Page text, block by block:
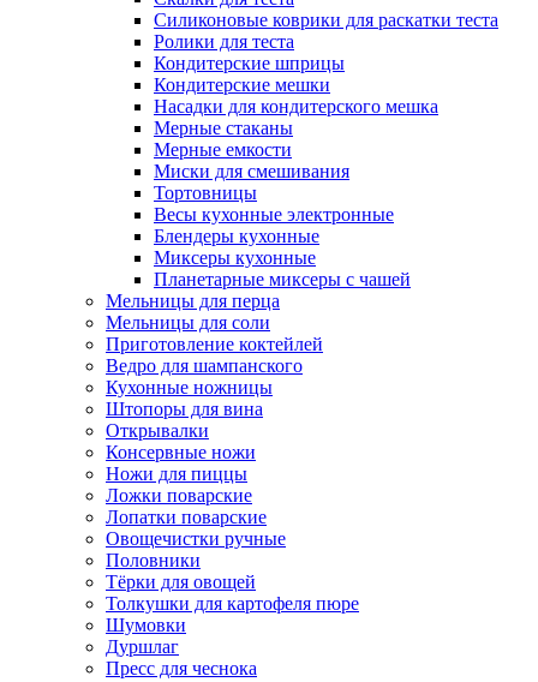
Силиконовые коврики для раскатки теста
Ролики для теста
Кондитерские шприцы
Кондитерские мешки
Насадки для кондитерского мешка
Мерные стаканы
Мерные емкости
Миски для смешивания
Тортовницы
Весы кухонные электронные
Блендеры кухонные
Миксеры кухонные
Планетарные миксеры с чашей
Мельницы для перца
Мельницы для соли
Приготовление коктейлей
Ведро для шампанского
Кухонные ножницы
Штопоры для вина
Открывалки
Консервные ножи
Ножи для пиццы
Ложки поварские
Лопатки поварские
Овощечистки ручные
Половники
Тёрки для овощей
Толкушки для картофеля пюре
Шумовки
Дуршлаг
Пресс для чеснока